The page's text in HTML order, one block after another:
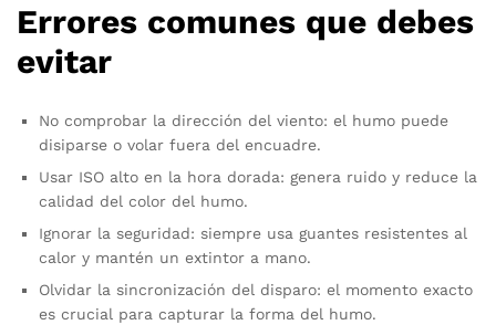
Errores comunes que debes
evitar
No comprobar la dirección del viento: el humo puede
disiparse o volar fuera del encuadre.
Usar ISO alto en la hora dorada: genera ruido y reduce la
calidad del color del humo.
Ignorar la seguridad: siempre usa guantes resistentes al
calor y mantén un extintor a mano.
Olvidar la sincronización del disparo: el momento exacto
es crucial para capturar la forma del humo.